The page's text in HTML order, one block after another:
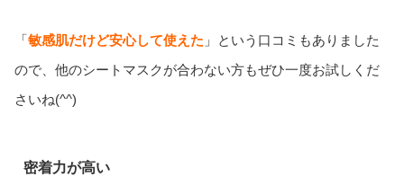
「敏感肌だけど安心して使えた 」という口コミもありました
ので、他のシートマスクが合わない方もぜひ一度お試しくだ
さいね(^^)
密着力が高い